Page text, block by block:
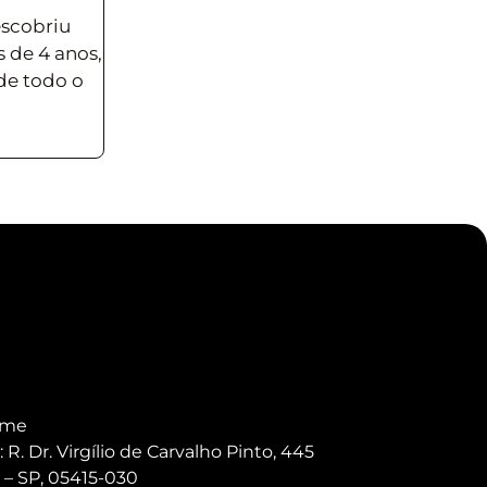
4 anos,
todo o
R. Dr. Virgílio de Carvalho Pinto, 445
SP, 05415-030